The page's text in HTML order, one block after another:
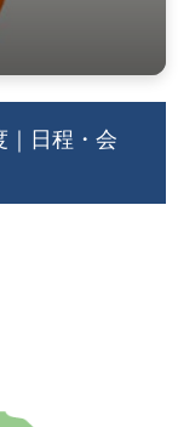
｜日程・会